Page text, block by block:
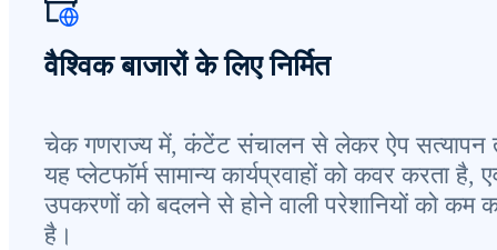
वैश्विक बाजारों के लिए निर्मित
चेक गणराज्य में, कंटेंट संचालन से लेकर ऐप सत्यापन
यह प्लेटफॉर्म सामान्य कार्यप्रवाहों को कवर करता है,
उपकरणों को बदलने से होने वाली परेशानियों को कम
है।